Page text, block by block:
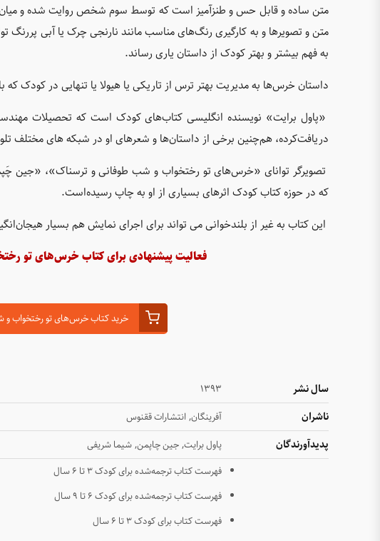
متن ساده و قابل حس و طنز‌آمیز است که توسط سوم شخص روایت شده و
متن و تصویر‌ها و به کارگیری رنگ‌های مناسب مانند نارنجی چرک یا آبی
به فهم بیشتر و بهتر کودک از داستان یاری ‌رساند.
داستان خرس‌ها به مدیریت بهتر ترس از تاریکی یا هیولا یا تنهایی در کودک
«پاول برایت» نویسنده انگلیسی کتاب‌های کودک است که تحصیلات
دریافت‌کرده، هم‌چنین برخی از داستان‌ها و شعرهای او در شبکه های مختلف
تصویرگر توانای «خرس‌های تو رختخواب و شب طوفانی و ترسناک»، «جین
که در حوزه کتاب کودک اثرهای بسیاری از او به چاپ رسیده‌است.
این کتاب به غیر از بلندخوانی می تواند برای اجرای نمایش هم بسیار
فعالیت پیشنهادی برای کتاب خرس‌های تو
خرید کتاب خرس‌های تو رختخواب
سال نشر
۱۳۹۳
ناشران
آفرینگان,انتشارات ققنوس
پدیدآورندگان پاول برایت,جین چاپمن,شیما شریفی
فهرست کتاب ترجمه‌شده برای کودک ۳ تا ۶ سال
فهرست کتاب ترجمه‌شده برای کودک ۶ تا ۹ سال
فهرست کتاب برای کودک ۳ تا ۶ سال